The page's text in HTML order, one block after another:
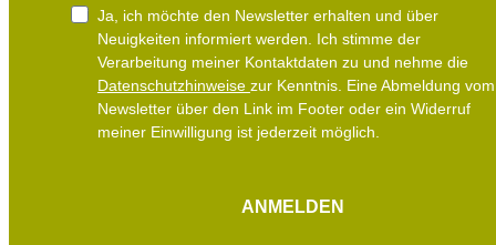
i
Ja, ich möchte den Newsletter erhalten und über
Neuigkeiten informiert werden.
Ich stimme der
Verarbeitung meiner Kontaktdaten zu und nehme die
Datenschutzhinweise zur Kenntnis. Eine Abmeldung vom
Newsletter über den Link im Footer oder ein Widerruf
meiner Einwilligung ist jederzeit möglich.
ANMELDEN